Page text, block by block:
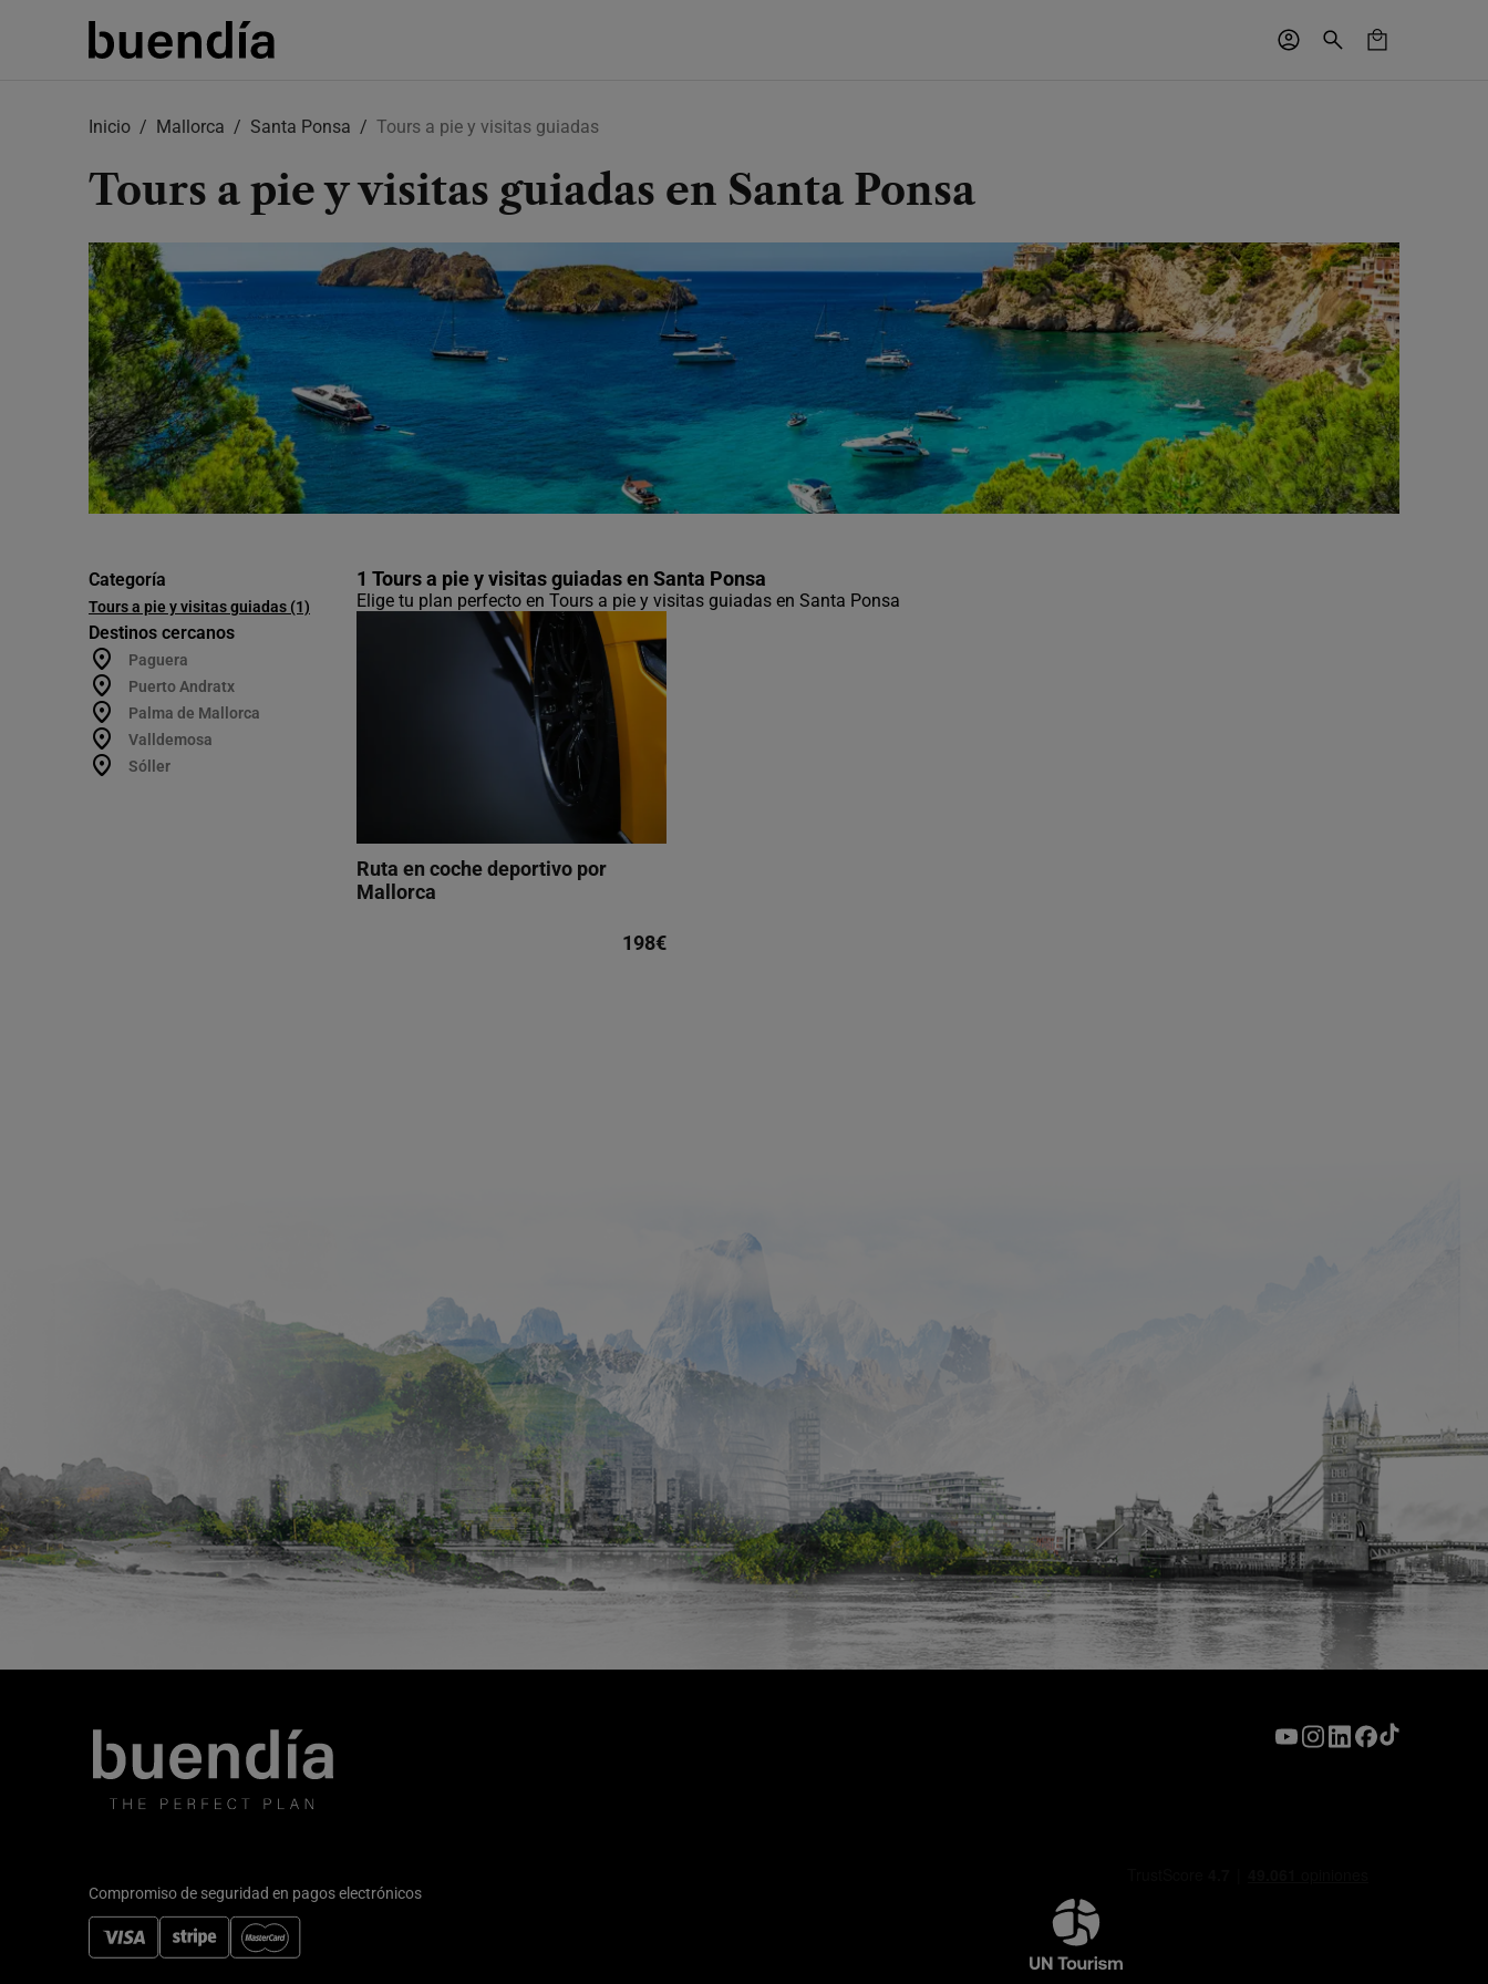
Inicio Mallorca Santa Ponsa Tours a pie y visitas guiadas
Tours a pie y visitas guiadas en Santa Ponsa
Categoría
Tours a pie y visitas guiadas (1)
Destinos cercanos
Paguera
Puerto Andratx
Palma de Mallorca
Valldemosa
Sóller
1 Tours a pie y visitas guiadas en Santa Ponsa
Elige tu plan perfecto en Tours a pie y visitas guiadas en Santa Ponsa
Ruta en coche deportivo por
Mallorca
198€
Compromiso de seguridad en pagos electrónicos